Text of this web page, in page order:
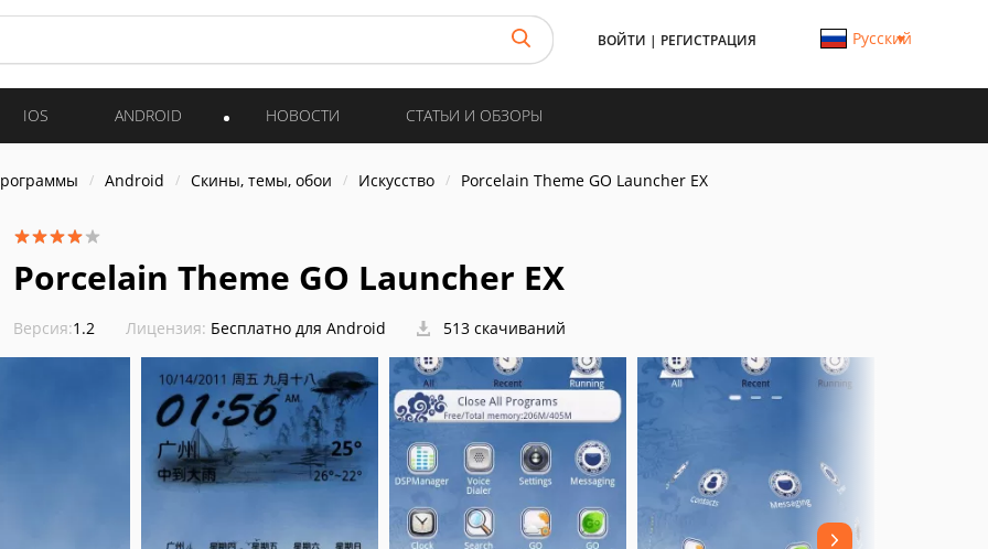
ВОЙТИ | РЕГИСТРАЦИЯ Русский
IOS ANDROID НОВОСТИ СТАТЬИ И ОБЗОРЫ
Android Скины, темы, обои Искусство Porcelain Theme GO Launcher EX
Porcelain Theme GO Launcher EX
Версия:1.2 Лицензия: Бесплатно для Android 513 скачиваний